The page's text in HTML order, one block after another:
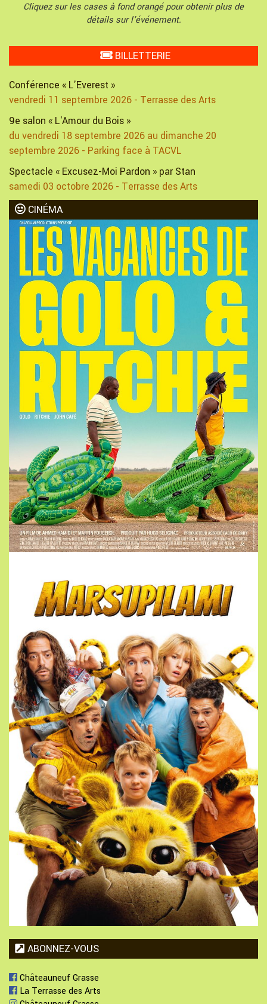
Cliquez sur les cases à fond orangé pour obtenir plus de
détails sur l'événement.
BILLETTERIE
Conférence « L'Everest »
vendredi 11 septembre 2026 - Terrasse des Arts
9e salon « L'Amour du Bois »
du vendredi 18 septembre 2026 au dimanche 20
septembre 2026 - Parking face à TACVL
Spectacle « Excusez-Moi Pardon » par Stan
samedi 03 octobre 2026 - Terrasse des Arts
CINÉMA
ABONNEZ-VOUS
Châteauneuf Grasse
La Terrasse des Arts